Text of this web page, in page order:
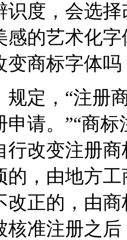
识度，会选
感的艺术化
变商标字体吗
规定，“注册
申请。”“商
行改变注册
的，由地方
改正的，由
核准注册之